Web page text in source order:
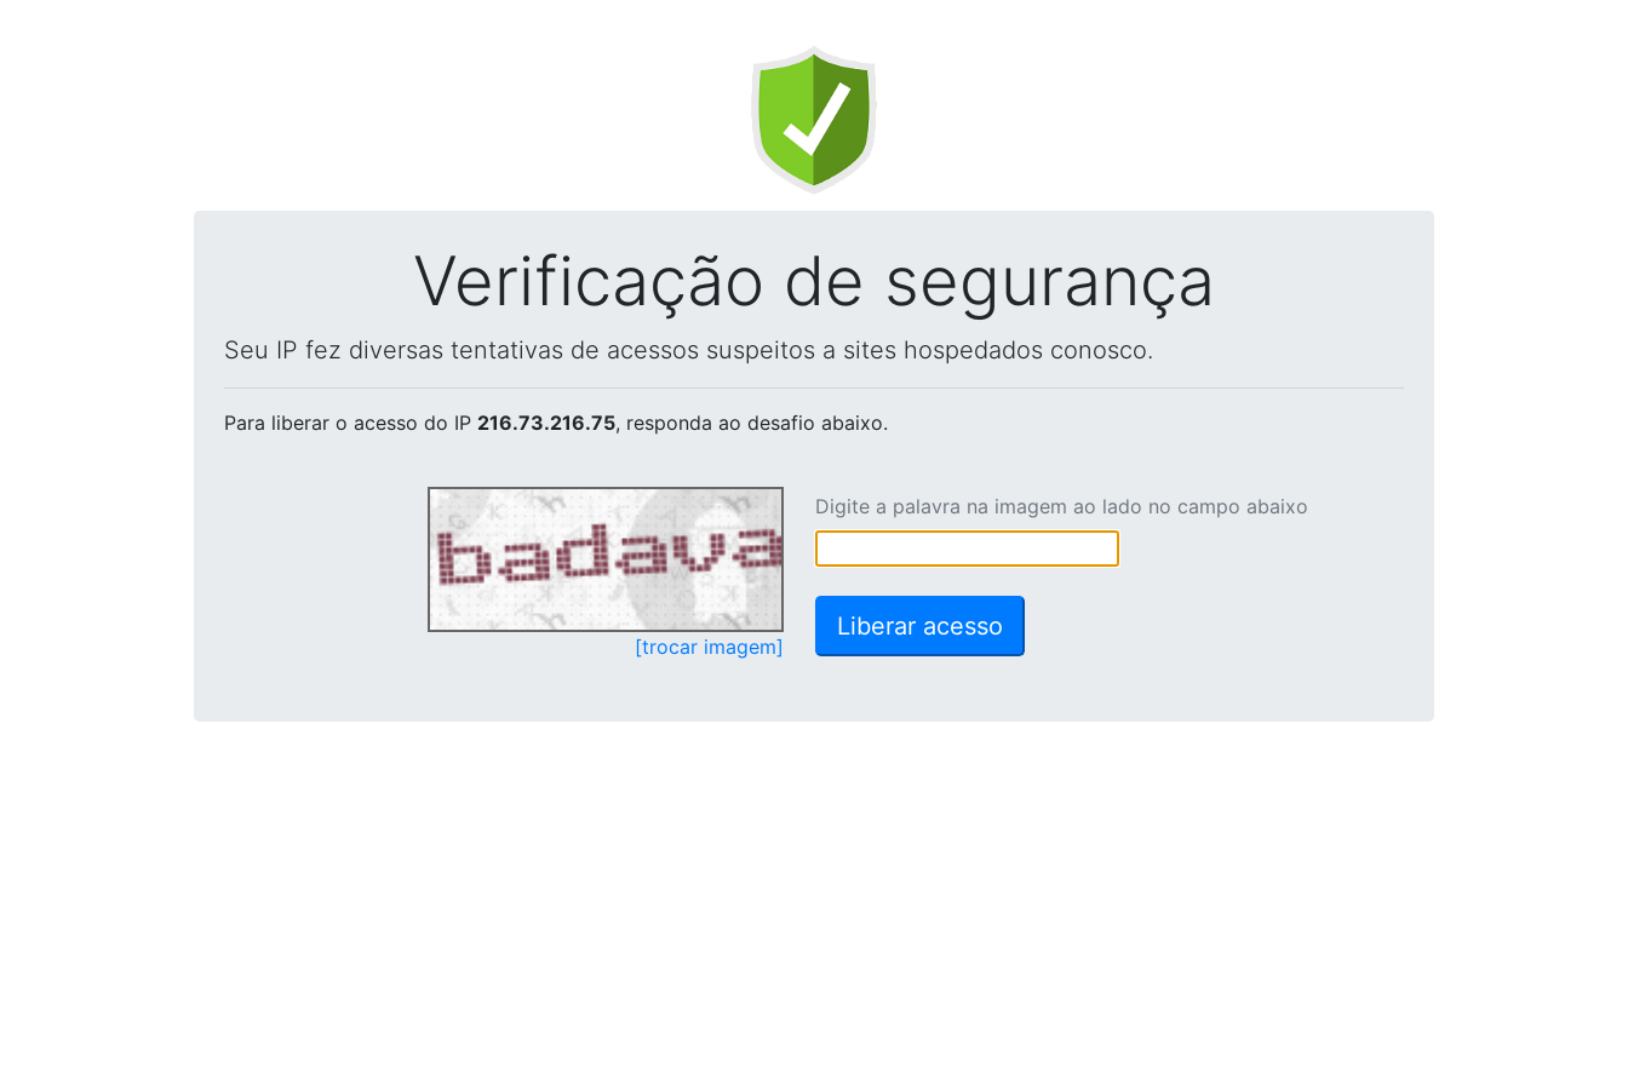
Verificação de segurança
Seu IP fez diversas tentativas de acessos suspeitos a sites hospedados conosco.
Para liberar o acesso do IP 216.73.216.75, responda ao desafio abaixo.
[trocar imagem]
Digite a palavra na imagem ao lado no campo abaixo